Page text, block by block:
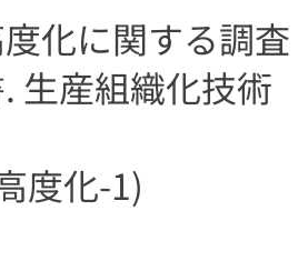
化に関する調査
生産組織化技術
度化-1)